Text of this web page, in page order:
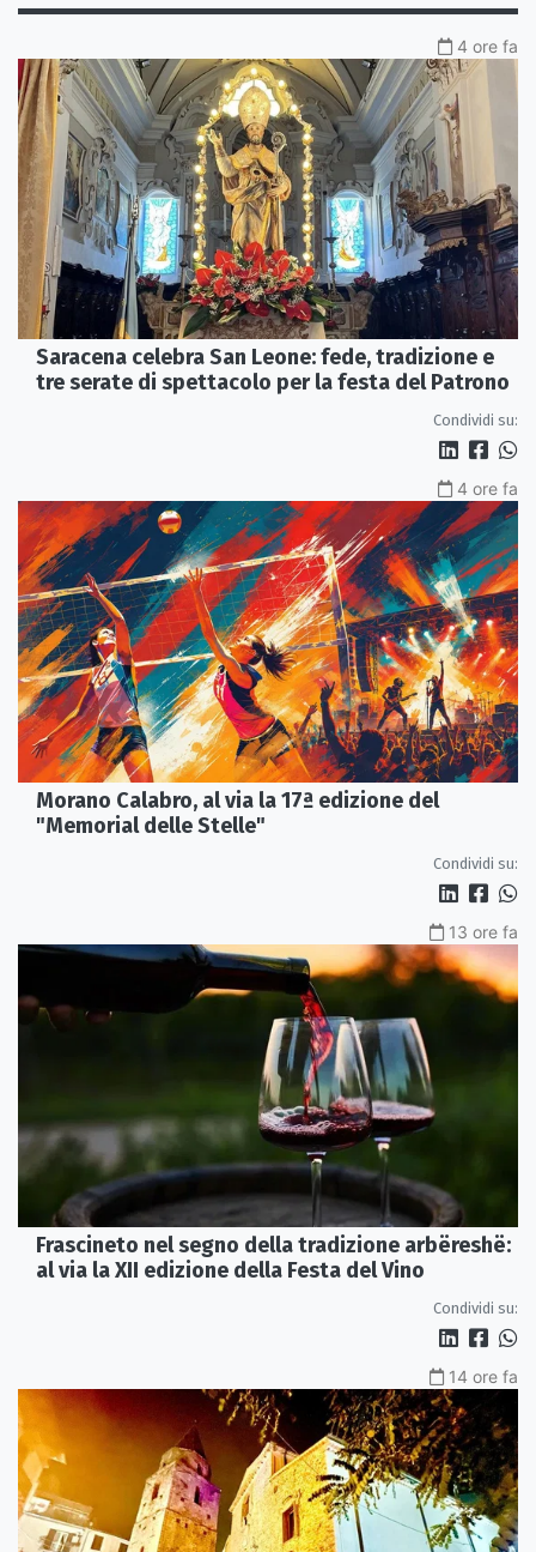
4 ore fa
Saracena celebra San Leone: fede, tradizione e
tre serate di spettacolo per la festa del Patrono
Condividi su:
4 ore fa
Morano Calabro, al via la 17ª edizione del
"Memorial delle Stelle"
Condividi su:
13 ore fa
Frascineto nel segno della tradizione arbëreshë:
al via la XII edizione della Festa del Vino
Condividi su:
14 ore fa